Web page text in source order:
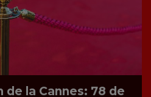
de la Cannes: 78 de